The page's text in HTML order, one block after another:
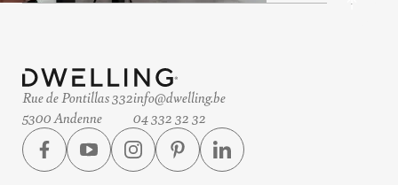
Rue de Pontillas 332
5300 Andenne
info@dwelling.be
04 332 32 32